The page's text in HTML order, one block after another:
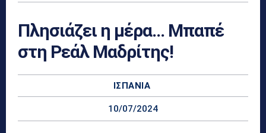
Πλησιάζει η μέρα… Μπαπέ
στη Ρεάλ Μαδρίτης!
ΙΣΠΑΝΊΑ
10/07/2024